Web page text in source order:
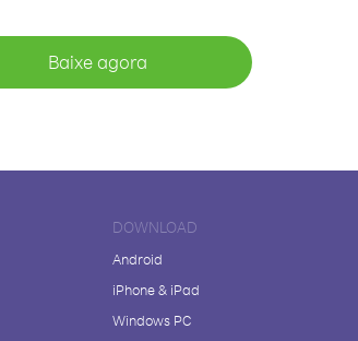
Baixe agora
DOWNLOAD
Android
iPhone & iPad
Windows PC